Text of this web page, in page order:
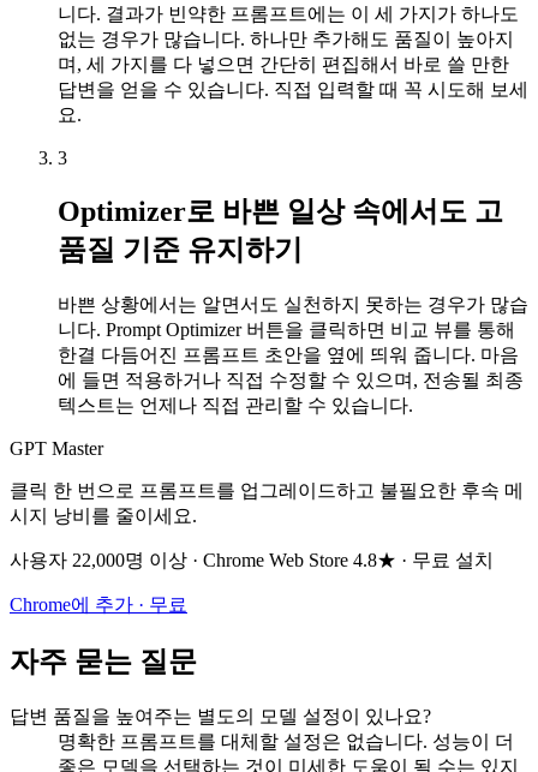
니다. 결과가 빈약한 프롬프트에는 이 세 가지가 하나도
없는 경우가 많습니다. 하나만 추가해도 품질이 높아지
며, 세 가지를 다 넣으면 간단히 편집해서 바로 쓸 만한
답변을 얻을 수 있습니다. 직접 입력할 때 꼭 시도해 보세
요.
3
Optimizer로 바쁜 일상 속에서도 고
품질 기준 유지하기
바쁜 상황에서는 알면서도 실천하지 못하는 경우가 많습
니다. Prompt Optimizer 버튼을 클릭하면 비교 뷰를 통해
한결 다듬어진 프롬프트 초안을 옆에 띄워 줍니다. 마음
에 들면 적용하거나 직접 수정할 수 있으며, 전송될 최종
텍스트는 언제나 직접 관리할 수 있습니다.
GPT Master
클릭 한 번으로 프롬프트를 업그레이드하고 불필요한 후속 메
시지 낭비를 줄이세요.
사용자 22,000명 이상 · Chrome Web Store 4.8★ · 무료 설치
Chrome에 추가 · 무료
자주 묻는 질문
답변 품질을 높여주는 별도의 모델 설정이 있나요?
명확한 프롬프트를 대체할 설정은 없습니다. 성능이 더
좋은 모델을 선택하는 것이 미세한 도움이 될 수는 있지